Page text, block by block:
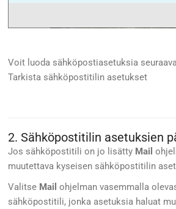
Voit luoda sähköpostiasetuksia
Tarkista sähköpostitilin asetukset
2. Sähköpostitilin asetuksien
Jos sähköpostitili on jo lisätty Mail
muutettava kyseisen sähköpostitilin
Valitse Mail ohjelman vasemmalla
sähköpostitili, jonka asetuksia haluat